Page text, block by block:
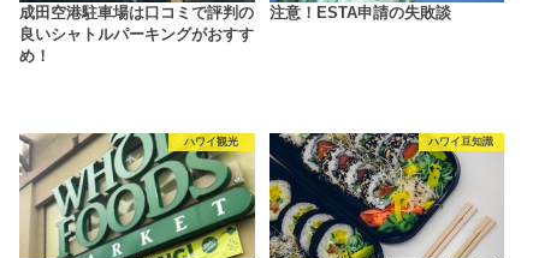
成田空港駐車場は口コミで評判の
良いシャトルパーキングがおすす
め！
注意！ESTA申請の失敗談
ハワイ観光 ハワイ豆知識